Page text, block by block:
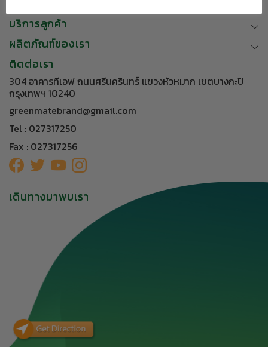
บริการลูกค้า
ผลิตภัณฑ์ของเรา
ติดต่อเรา
304 อาคารทีเอฟ ถนนศรีนครินทร์ แขวงหัวหมาก เขตบางกะปิ
กรุงเทพฯ 10240
greenmatebrand@gmail.com
Tel : 027317250
Fax : 027317256
เดินทางมาพบเรา